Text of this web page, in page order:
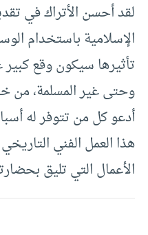
لقد أحسن الأتراك في
الإسلامية باستخدام
تأثيرها سيكون وقع
وحتى غير المسلمة، من
أدعو كل من تتوفر له
هذا العمل الفني
الأعمال التي تليق